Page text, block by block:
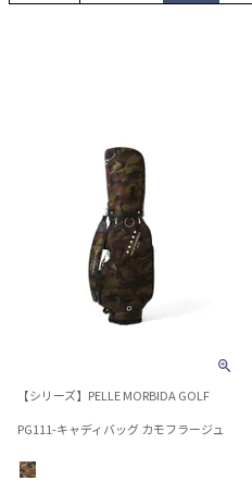
【シリーズ】PELLE MORBIDA GOLF
PG111-キャディバッグ カモフラージュ